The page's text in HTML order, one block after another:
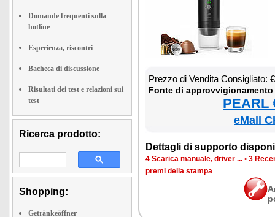
Domande frequenti sulla
hotline
Esperienza, riscontri
Bacheca di discussione
Risultati dei test e relazioni sui
test
Ricerca prodotto:
Shopping:
Getränkeöffner
Prez­zo di Ven­di­ta Con­si­glia­to:
Fon­te di
PEARL
eMall
Det­ta­gli di sup­por­to
4 Sca­ri­ca ma­nua­le, dri­ver ... • 3
pre­mi del­la stam­pa